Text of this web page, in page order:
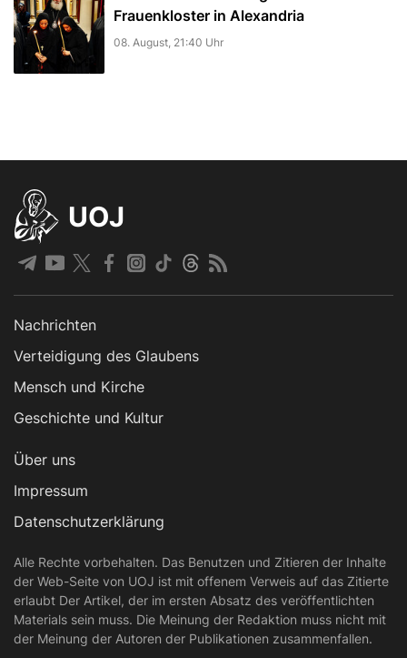
Frauenkloster in Alexandria
08. August, 21:40 Uhr
UOJ
Nachrichten
Verteidigung des Glaubens
Mensch und Kirche
Geschichte und Kultur
Über uns
Impressum
Datenschutzerklärung
Alle Rechte vorbehalten. Das Benutzen und Zitieren der Inhalte
der Web-Seite von UOJ ist mit offenem Verweis auf das Zitierte
erlaubt Der Artikel, der im ersten Absatz des veröffentlichten
Materials sein muss. Die Meinung der Redaktion muss nicht mit
der Meinung der Autoren der Publikationen zusammenfallen.